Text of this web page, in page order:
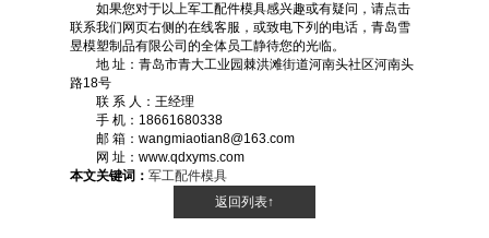
如果您对于以上军工配件模具感兴趣或有疑问，请点击
联系我们网页右侧的在线客服，或致电下列的电话，青岛雪
昱模塑制品有限公司的全体员工静待您的光临。
地 址：青岛市青大工业园棘洪滩街道河南头社区河南头
路18号
联 系 人：王经理
手 机：18661680338
邮 箱：wangmiaotian8@163.com
网 址：www.qdxyms.com
本文关键词： 军工配件模具
返回列表↑